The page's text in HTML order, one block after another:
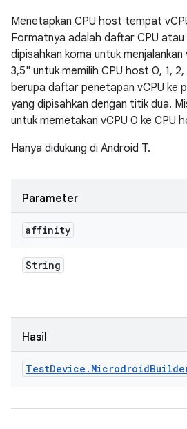
Menetapkan CPU host tempat
Formatnya adalah daftar CPU atau
dipisahkan koma untuk
3,5" untuk memilih CPU host 0, 1,
berupa daftar penetapan vCPU ke
yang dipisahkan dengan titik dua.
untuk memetakan vCPU 0 ke CPU
Hanya didukung di Android T.
Parameter
affinity
String
Hasil
TestDevice . Microdroid